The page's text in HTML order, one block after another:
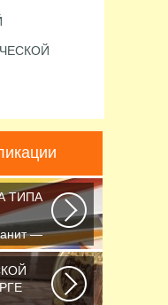
ТИПА
—